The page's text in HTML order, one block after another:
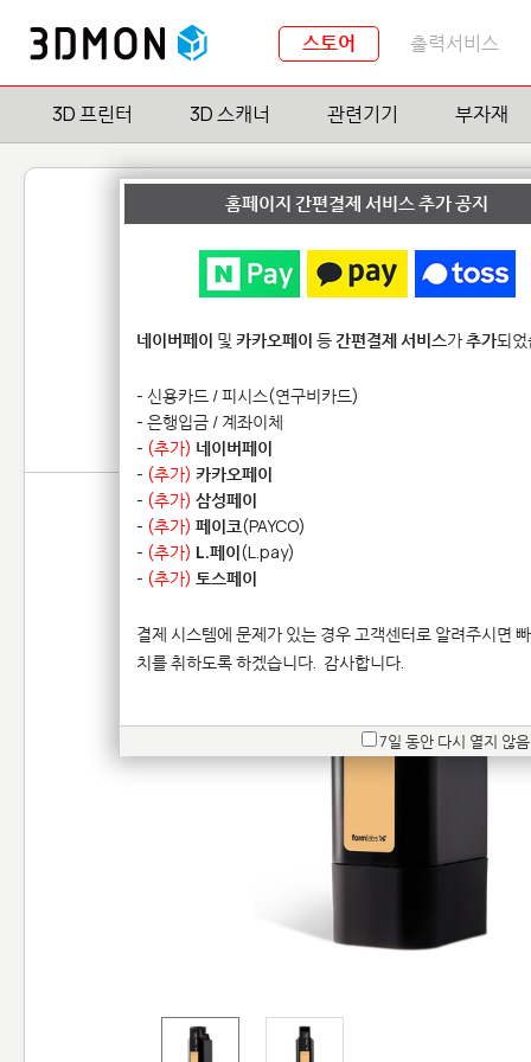
스토어 출력서비스
3D 프린터 3D 스캐너 관련기기 부자재
Formlabs 소
Form 2/3 바이오 레진
홈페이지 간편결제 서비스 추가 공지
네이버페이 및 카카오페이 등간편결제 서비스가추가되
- 신용카드 / 피시스(연구비카드)
- 은행입금 / 계좌이체
- (추가) 네이버페이
- (추가) 카카오페이
- (추가) 삼성페이
- (추가) 페이코(PAYCO)
- (추가) L.페이(L.pay)
- (추가) 토스페이
결제 시스템에 문제가 있는 경우 고객센터로 알려주시면
치를 취하도록 하겠습니다. 감사합니다.
7일 동안 다시 열지 않음